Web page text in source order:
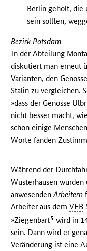
Berlin geholt, die
sein sollten,
Bezirk Potsdam
In der Abteilung
diskutiert man erneut
Varianten, den
Stalin zu vergleichen.
»dass der Genosse
nicht besser macht,
schon einige
Worte fanden
Während der
Wusterhausen
anwesendenArbeitern
Arbeiter aus demVEB
»Ziegenbart5 wird in
sein. Dann wird er
Veränderung ist eine